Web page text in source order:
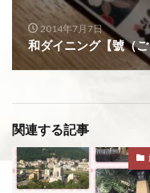
2014年7月7日
和ダイニング【號（
関連する記事